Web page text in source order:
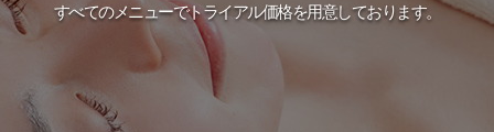
すべてのメニューでトライアル価格を用意しております。